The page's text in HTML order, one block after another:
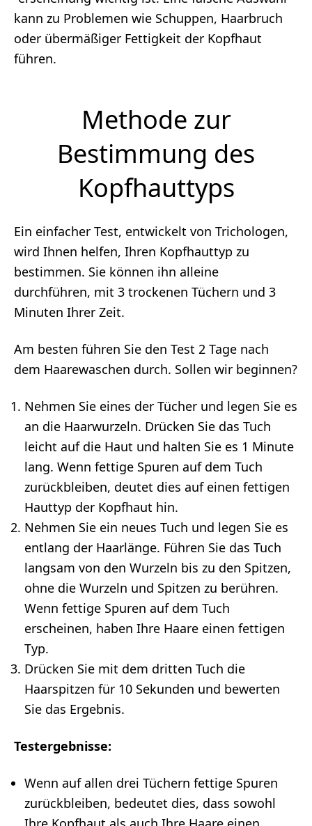
kann zu Problemen wie Schuppen, Haarbruch
oder übermäßiger Fettigkeit der Kopfhaut
führen.
Methode zur
Bestimmung des
Kopfhauttyps
Ein einfacher Test, entwickelt von Trichologen,
wird Ihnen helfen, Ihren Kopfhauttyp zu
bestimmen. Sie können ihn alleine
durchführen, mit 3 trockenen Tüchern und 3
Minuten Ihrer Zeit.
Am besten führen Sie den Test 2 Tage nach
dem Haarewaschen durch. Sollen wir beginnen?
Nehmen Sie eines der Tücher und legen Sie es
an die Haarwurzeln. Drücken Sie das Tuch
leicht auf die Haut und halten Sie es 1 Minute
lang. Wenn fettige Spuren auf dem Tuch
zurückbleiben, deutet dies auf einen fettigen
Hauttyp der Kopfhaut hin.
Nehmen Sie ein neues Tuch und legen Sie es
entlang der Haarlänge. Führen Sie das Tuch
langsam von den Wurzeln bis zu den Spitzen,
ohne die Wurzeln und Spitzen zu berühren.
Wenn fettige Spuren auf dem Tuch
erscheinen, haben Ihre Haare einen fettigen
Typ.
Drücken Sie mit dem dritten Tuch die
Haarspitzen für 10 Sekunden und bewerten
Sie das Ergebnis.
Testergebnisse:
Wenn auf allen drei Tüchern fettige Spuren
zurückbleiben, bedeutet dies, dass sowohl